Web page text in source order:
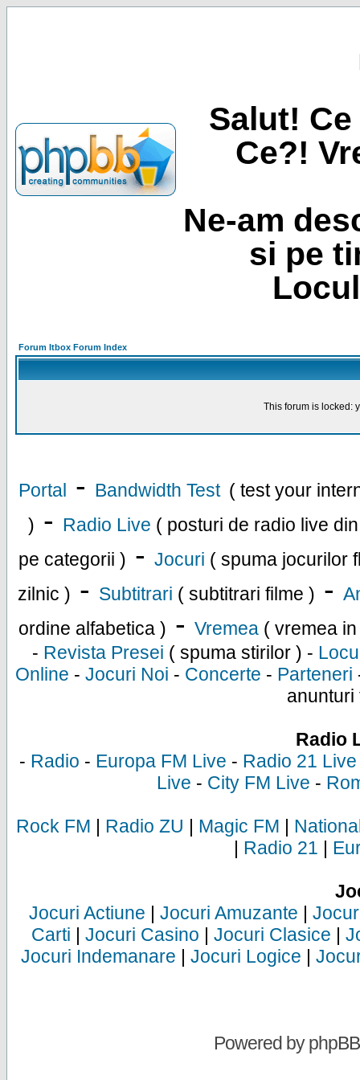
Salut!
Ce?!
Ne-am
si pe
Forum Itbox Forum Index
This forum is locked:
Portal - Bandwidth Test ( test your
) - Radio Live ( posturi de radio live
pe categorii ) - Jocuri ( spuma jocurilor
zilnic ) - Subtitrari ( subtitrari filme ) -
ordine alfabetica ) - Vremea ( vremea
- Revista Presei ( spuma stirilor ) -
Online - Jocuri Noi - Concerte - Parteneri
anunturi
Radio
- Radio - Europa FM Live - Radio 21 Live
Live - City FM Live -
Rock FM | Radio ZU | Magic FM |
| Radio 21 |
Jocuri Actiune | Jocuri Amuzante |
Carti | Jocuri Casino | Jocuri Clasice |
Jocuri Indemanare | Jocuri Logice |
Powered byphpBB